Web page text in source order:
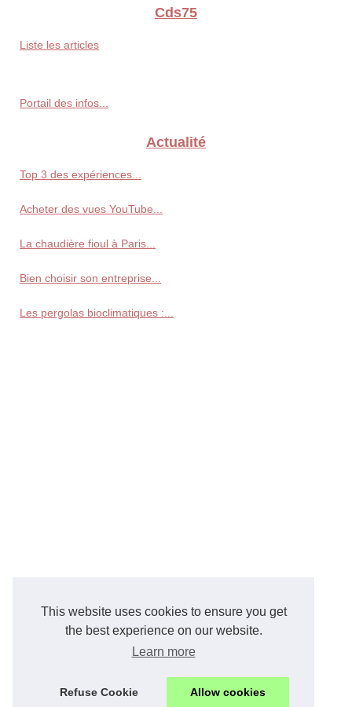
This website uses cookies to ensure you get
the best experience on our website.
Learn more
Refuse Cookie Allow cookies
Cds75
Liste les articles
Portail des infos...
Actualité
Top 3 des expériences...
Acheter des vues YouTube...
La chaudière fioul à Paris...
Bien choisir son entreprise...
Les pergolas bioclimatiques :...